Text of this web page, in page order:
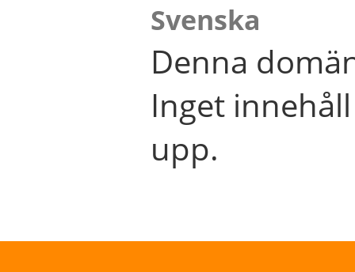
Svenska
Denna
Inget
upp.